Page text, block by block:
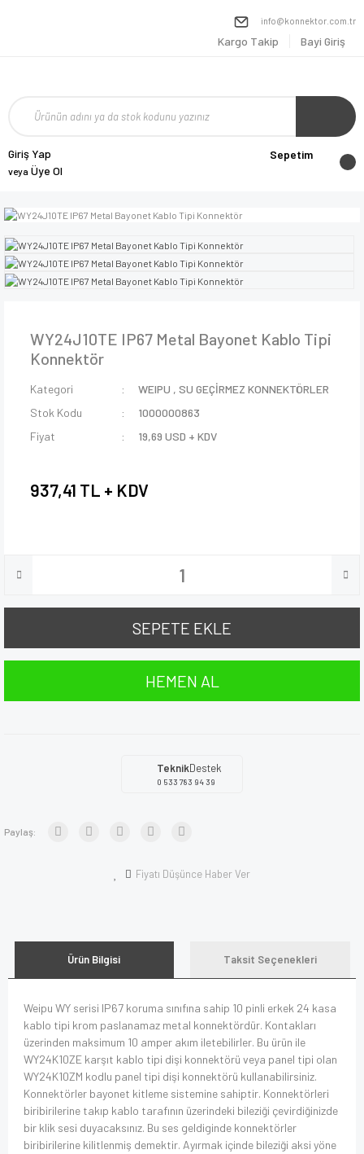
info@konnektor.com.tr
Kargo Takip Bayi Giriş
Giriş Yap
veya Üye Ol
Sepetim
WY24J10TE IP67 Metal Bayonet Kablo Tipi
Konnektör
Kategori WEIPU ,SU GEÇİRMEZ KONNEKTÖRLER
Stok Kodu
1000000863
Fiyat
19,69 USD + KDV
937,41 TL + KDV
SEPETE EKLE
HEMEN AL
TeknikDestek
0 533 783 94 39
Paylaş:
Fiyatı Düşünce Haber Ver
Ürün Bilgisi Taksit Seçenekleri
Weipu WY serisi IP67 koruma sınıfına sahip 10 pinli erkek 24 kasa
kablo tipi krom paslanamaz metal konnektördür. Kontakları
üzerinden maksimum 10 amper akım iletebilirler. Bu ürün ile
WY24K10ZE karşıt kablo tipi dişi konnektörü veya panel tipi olan
WY24K10ZM kodlu panel tipi dişi konnektörü kullanabilirsiniz.
Konnektörler bayonet kitleme sistemine sahiptir. Konnektörleri
biribirilerine takıp kablo tarafının üzerindeki bileziği çevirdiğinizde
bir klik sesi duyacaksınız. Bu ses geldiginde konnektörler
biribirilerine kilitlenmiş demektir. Ayırmak içinde bileziği aksi yöne